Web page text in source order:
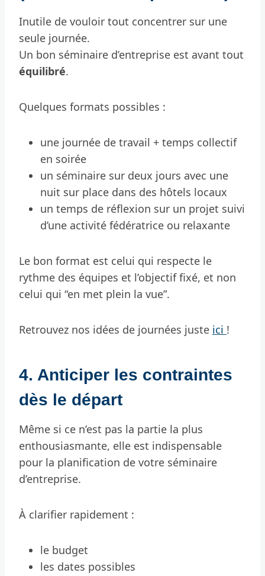
Inutile de vouloir tout concentrer sur une
seule journée.
Un bon séminaire d’entreprise est avant tout
équilibré.
Quelques formats possibles :
une journée de travail + temps collectif
en soirée
un séminaire sur deux jours avec une
nuit sur place dans des hôtels locaux
un temps de réflexion sur un projet suivi
d’une activité fédératrice ou relaxante
Le bon format est celui qui respecte le
rythme des équipes et l’objectif fixé, et non
celui qui “en met plein la vue”.
Retrouvez nos idées de journées juste ici !
4. Anticiper les contraintes
dès le départ
Même si ce n’est pas la partie la plus
enthousiasmante, elle est indispensable
pour la planification de votre séminaire
d’entreprise.
À clarifier rapidement :
le budget
les dates possibles